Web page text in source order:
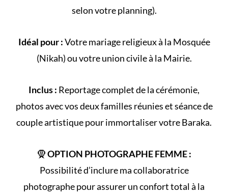
selon votreplanning).
Idéal pour :Votremariage religieuxà la Mosquée
(Nikah) ou votreunion civileà la Mairie.
Inclus : Reportage complet de lacérémonie,
photos avec vos deux familles réunies et séance de
couple artistique pour immortaliser votre Baraka.
🧕OPTION PHOTOGRAPHE FEMME :
Possibilité d’inclure ma collaboratrice
photographe pour assurer un confort total à la